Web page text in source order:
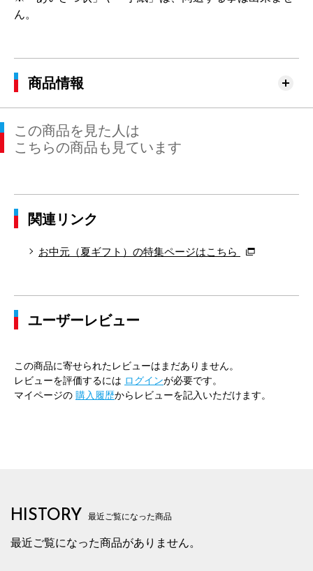
ん。
商品情報
この商品を見た人は
こちらの商品も見ています
関連リンク
お中元（夏ギフト）の特集ページはこちら
ユーザーレビュー
この商品に寄せられたレビューはまだありません。
レビューを評価するには ログインが必要です。
マイページの 購入履歴からレビューを記入いただけます。
HISTORY 最近ご覧になった商品
最近ご覧になった商品がありません。